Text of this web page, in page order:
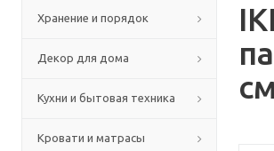
Хранение и порядок
Декор для дома
Кухни и бытовая техника
Кровати и матрасы
см